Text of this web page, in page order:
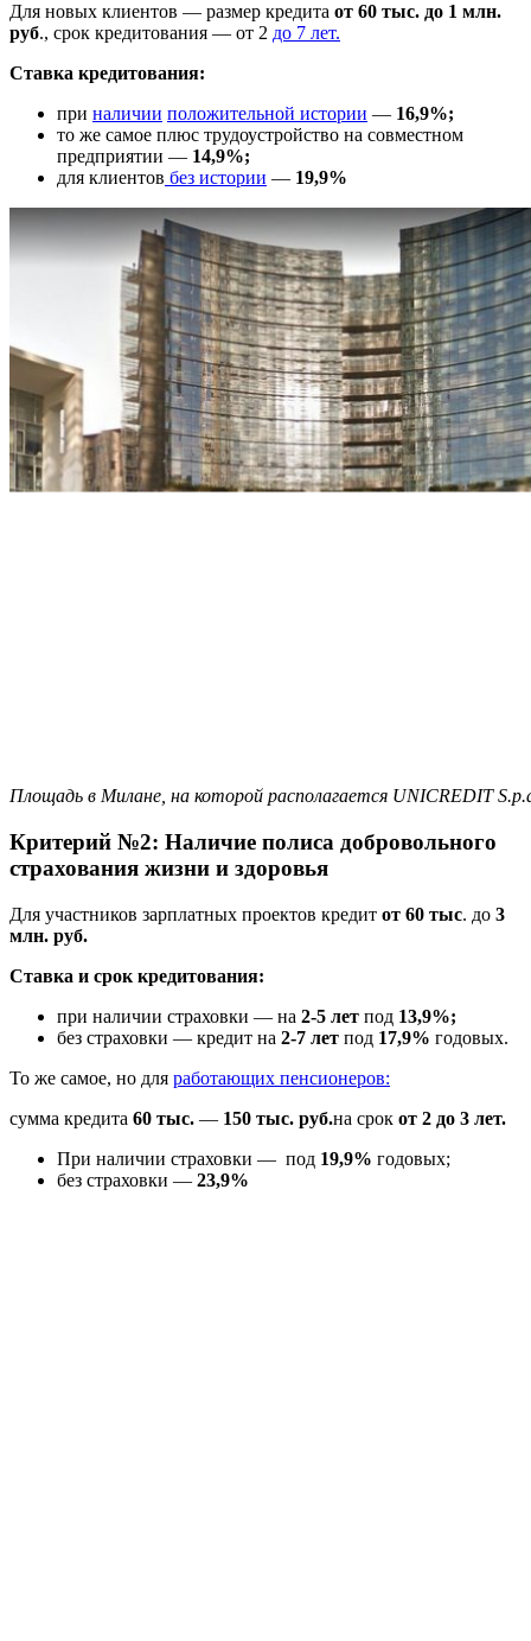
Для новых клиентов — размер кредита от 60 тыс. до 1 млн.
руб., срок кредитования — от 2 до 7 лет.
Ставка кредитования:
при наличии положительной истории — 16,9%;
то же самое плюс трудоустройство на совместном
предприятии — 14,9%;
для клиентов без истории — 19,9%
Площадь в Милане, на которой располагается UNICREDIT
Критерий №2: Наличие полиса добровольного
страхования жизни и здоровья
Для участников зарплатных проектов кредит от 60 тыс. до 3
млн. руб.
Ставка и срок кредитования:
при наличии страховки — на 2-5 лет под 13,9%;
без страховки — кредит на 2-7 лет под 17,9% годовых.
То же самое, но для работающих пенсионеров:
сумма кредита 60 тыс. — 150 тыс. руб.на срок от 2 до 3 лет.
При наличии страховки — под 19,9% годовых;
без страховки — 23,9%